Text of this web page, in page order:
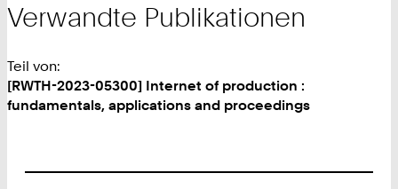
Verwandte Publikationen
Teil von:
[RWTH-2023-05300] Internet of production :
fundamentals, applications and proceedings